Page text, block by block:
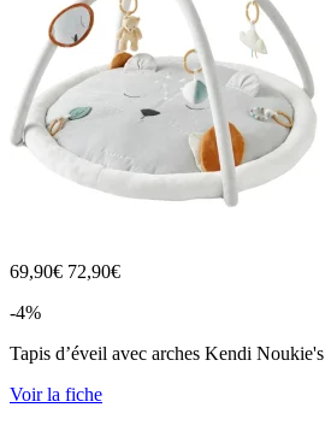
69,90€ 72,90€
-4%
Tapis d’éveil avec arches Kendi Noukie's
Voir la fiche